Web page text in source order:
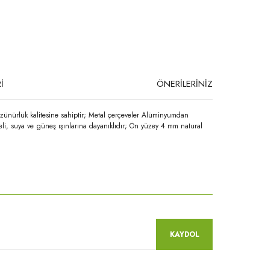
ÖNERİLERİNİZ
kalitesine sahiptir; Metal çerçeveler Alüminyumdan
ve güneş ışınlarına dayanıklıdır; Ön yüzey 4 mm natural
KAYDOL